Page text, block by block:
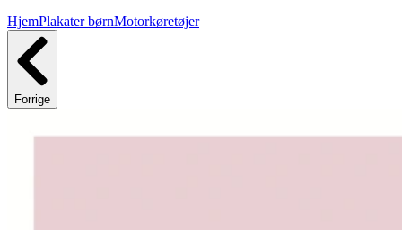
HjemPlakater børnMotorkøretøjer
Forrige